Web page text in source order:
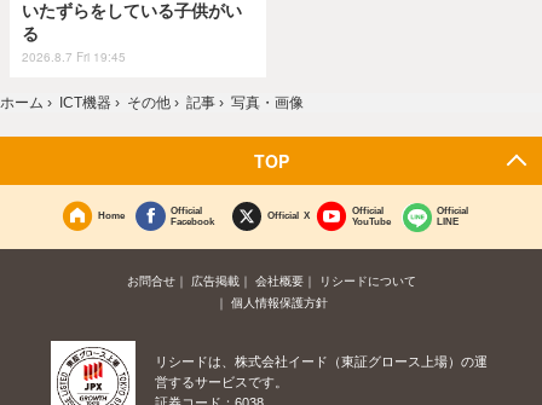
いたずらをしている子供がい
る
2026.8.7 Fri 19:45
ホーム › ICT機器 › その他 › 記事 › 写真・画像
TOP
Home
Official
Facebook
Official X
Official
YouTube
Official
LINE
お問合せ 広告掲載 会社概要
リシードについて
個人情報保護方針
リシードは、株式会社イード（東証グロース上場）の運
営するサービスです。